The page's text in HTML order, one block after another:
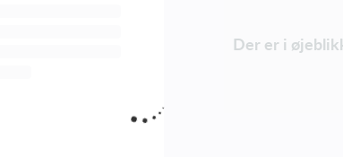
Der er i